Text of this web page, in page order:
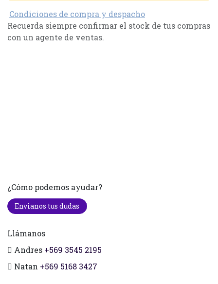
Condiciones de compra y despacho
Recuerda siempre confirmar el stock de tus compras
con un agente de ventas.
¿Cómo podemos ayudar?
Envianos tus dudas
Llámanos
Andres +569 3545 2195
Natan +569 5168 3427